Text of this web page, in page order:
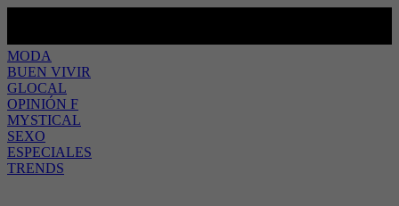
MODA
BUEN VIVIR
GLOCAL
OPINIÓN F
MYSTICAL
SEXO
ESPECIALES
TRENDS